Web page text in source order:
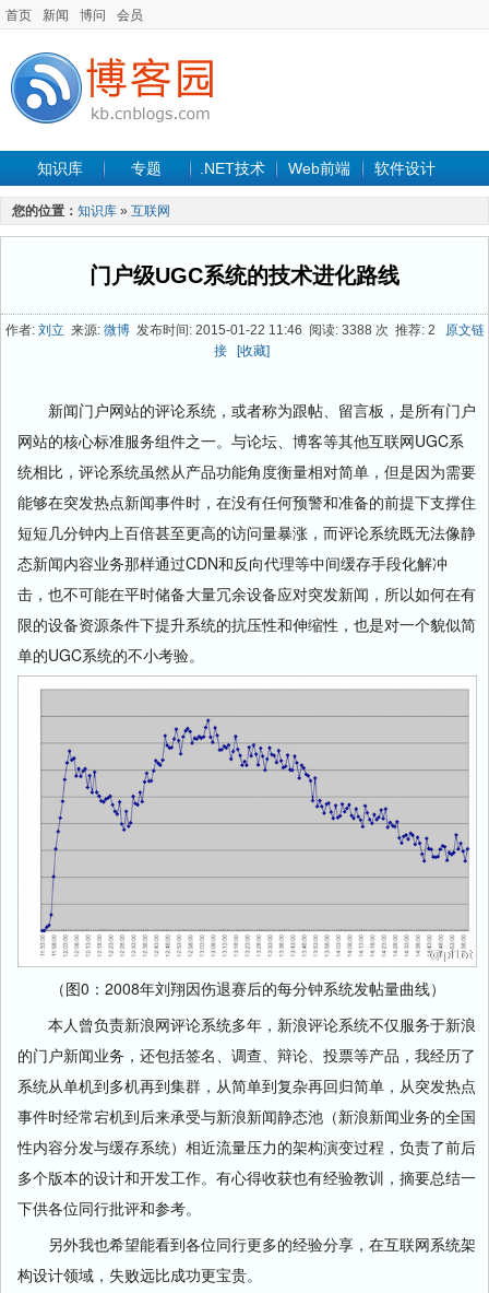
首页 新闻 博问 会员
知识库 专题 .NET技术 Web前端 软件设计
手机开发 软件工程
最新文章
您的位置： 知识库 » 互联网
门户级UGC系统的技术进化路线
作者: 刘立 来源: 微博发布时间: 2015-01-22 11:46 阅读: 3388 次 推荐: 2
原文链
接
[收藏]
新闻门户网站的评论系统，或者称为跟帖、留言板，是所有门户
网站的核心标准服务组件之一。与论坛、博客等其他互联网UGC系
统相比，评论系统虽然从产品功能角度衡量相对简单，但是因为需要
能够在突发热点新闻事件时，在没有任何预警和准备的前提下支撑住
短短几分钟内上百倍甚至更高的访问量暴涨，而评论系统既无法像静
态新闻内容业务那样通过CDN和反向代理等中间缓存手段化解冲
击，也不可能在平时储备大量冗余设备应对突发新闻，所以如何在有
限的设备资源条件下提升系统的抗压性和伸缩性，也是对一个貌似简
单的UGC系统的不小考验。
（图0：2008年刘翔因伤退赛后的每分钟系统发帖量曲线）
本人曾负责新浪网评论系统多年，新浪评论系统不仅服务于新浪
的门户新闻业务，还包括签名、调查、辩论、投票等产品，我经历了
系统从单机到多机再到集群，从简单到复杂再回归简单，从突发热点
事件时经常宕机到后来承受与新浪新闻静态池（新浪新闻业务的全国
性内容分发与缓存系统）相近流量压力的架构演变过程，负责了前后
多个版本的设计和开发工作。有心得收获也有经验教训，摘要总结一
下供各位同行批评和参考。
另外我也希望能看到各位同行更多的经验分享，在互联网系统架
构设计领域，失败远比成功更宝贵。